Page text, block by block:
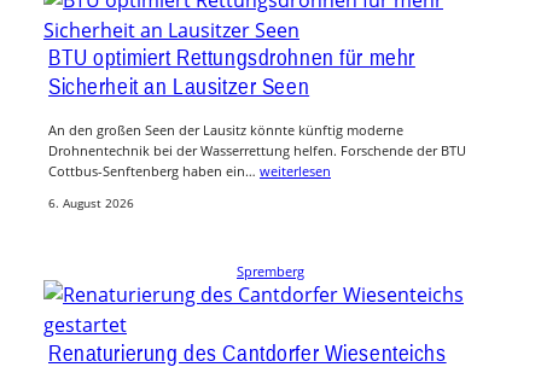
BTU optimiert Rettungsdrohnen für mehr
Sicherheit an Lausitzer Seen
An den großen Seen der Lausitz könnte künftig moderne
Drohnentechnik bei der Wasserrettung helfen. Forschende der BTU
Cottbus-Senftenberg haben ein… weiterlesen
6. August 2026
Spremberg
Renaturierung des Cantdorfer Wiesenteichs